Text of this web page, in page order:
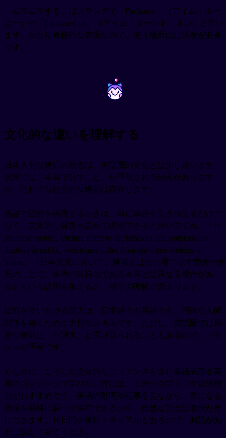
「ムラムラする」はスラングで「I'm horny」（アイム・ホー
ニー）や「I'm turned on」（アイム・ターンド・オン）と言い
ます。かなり直接的な表現なので、使う場面には注意が必要
です。
~ ~
文化的な違いを理解する
日本人的な建前の概念は、英語圏の文化とは少し違います。
欧米では「本音で話すこと」が重視される傾向があります
が、それでも社会的な建前は存在します。
英語で建前を表現するときは、単に単語を置き換えるだけで
なく、文化的な背景も含めて説明できると良いですね。「In
Japanese culture, tatemae refers to the behavior and opinions one
displays in public, which may differ from one's true feelings or
honne」（日本文化において、建前とは公の場で示す態度や意
見のことで、本当の気持ちである本音とは異なる場合があ
る）という説明を加えると、相手の理解が深まります。
建前を使い分ける能力は、日本語でも英語でも、円滑な人間
関係を築くために大切なスキルです。ただし、英語圏では過
度な建前は「不誠実」と受け取られることもあるので、バラ
ンスが重要です。
ちなみに、こうした文化的なニュアンスを含む英語表現を実
際のコンテンツで学びたい方には、ミガクのブラウザ拡張機
能がおすすめです。英語の動画や記事を見ながら、気になる
表現を瞬時に調べて保存できるので、自然な英会話表現が身
につきます。10日間の無料トライアルもあるので、興語があ
れば試してみてください。